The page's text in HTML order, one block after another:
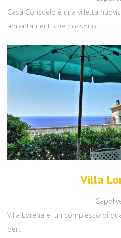
Casa Consuelo è una villetta
appartamenti che possono...
Villa
Villa Lorena è un complesso di
per...